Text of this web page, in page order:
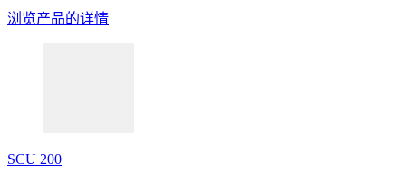
浏览产品的详情
SCU 200